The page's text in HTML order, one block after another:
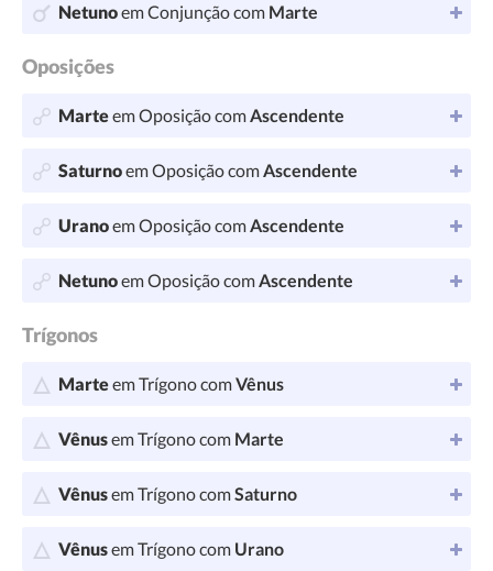
Netunoem Conjunção com Marte
Oposições
Marteem Oposição comAscendente
Saturnoem Oposição comAscendente
Uranoem Oposição comAscendente
Netunoem Oposição comAscendente
Trígonos
Marteem Trígono comVênus
Vênusem Trígono com Marte
Vênusem Trígono comSaturno
Vênusem Trígono com Urano